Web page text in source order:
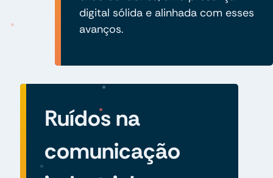
digital sólida e alinhada com esses
avanços.
Ruídos na
comunicação